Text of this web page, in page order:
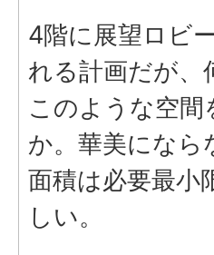
4階に展望ロビ
れる計画だが、
このような空間
か。華美になら
面積は必要最小
しい。